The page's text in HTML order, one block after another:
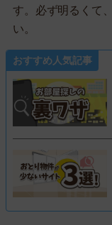
す。必ず明るくて
い。
おすすめ人気記事